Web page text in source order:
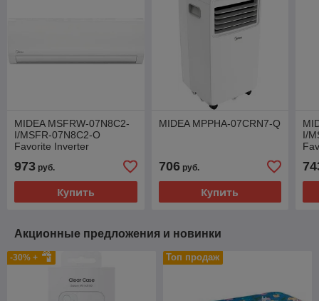
MIDEA MSFRW-07N8C2-
I/MSFR-07N8C2-O
Favorite Inverter
973 руб.
Купить
MIDEA MPPHA-07CRN7-Q
706руб.
Купить
I/
Акционные предложения и новинки
-30% + Топ продаж